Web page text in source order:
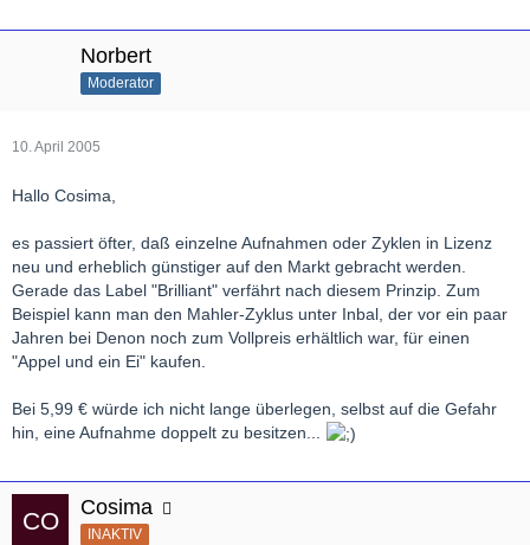
Norbert
Moderator
10. April 2005
Hallo Cosima,
es passiert öfter, daß einzelne Aufnahmen oder Zyklen in Lizenz
neu und erheblich günstiger auf den Markt gebracht werden.
Gerade das Label "Brilliant" verfährt nach diesem Prinzip. Zum
Beispiel kann man den Mahler-Zyklus unter Inbal, der vor ein paar
Jahren bei Denon noch zum Vollpreis erhältlich war, für einen
"Appel und ein Ei" kaufen.
Bei 5,99 € würde ich nicht lange überlegen, selbst auf die Gefahr
hin, eine Aufnahme doppelt zu besitzen...
Cosima
INAKTIV